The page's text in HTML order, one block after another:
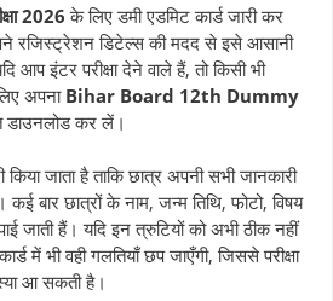
2026 के लिए डमी एडमिट कार्ड जारी कर
अपने रजिस्ट्रेशन डिटेल्स की मदद से इसे आसानी
इंटर परीक्षा देने वाले हैं, तो किसी भी
अपना Bihar Board 12th Dummy
डाउनलोड कर लें।
किया जाता है ताकि छात्र अपनी सभी जानकारी
बार छात्रों के नाम, जन्म तिथि, फोटो, विषय
जाती हैं। यदि इन त्रुटियों को अभी ठीक नहीं
में भी वही गलतियाँ छप जाएँगी, जिससे परीक्षा
आ सकती है।